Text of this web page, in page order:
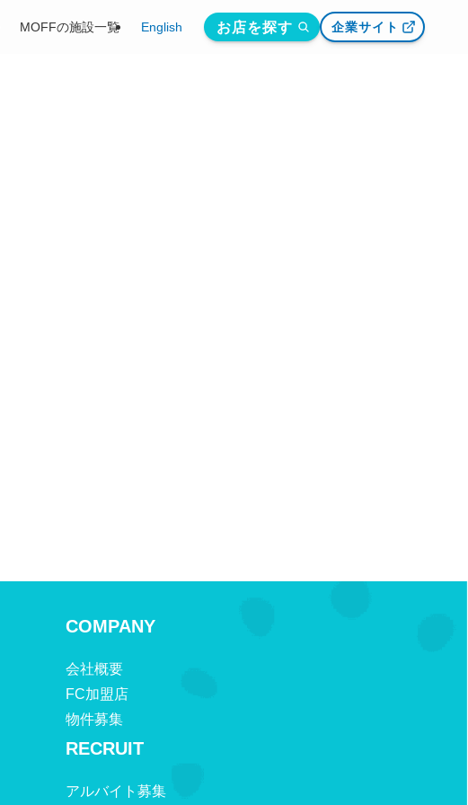
MOFFの施設一覧 English お店を探す 企業サイト
COMPANY
会社概要
FC加盟店
物件募集
RECRUIT
アルバイト募集